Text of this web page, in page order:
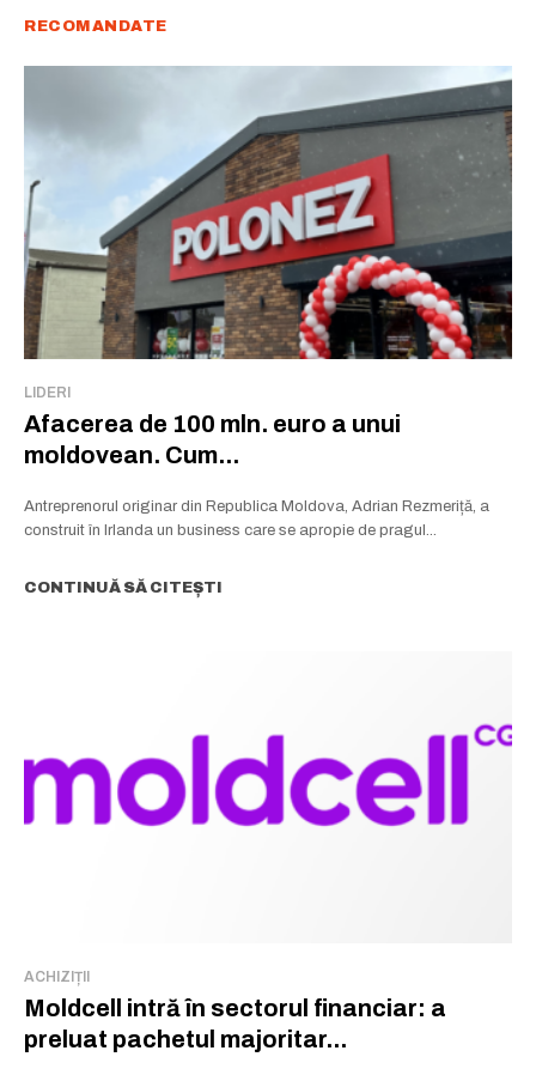
RECOMANDATE
LIDERI
Afacerea de 100 mln. euro a unui
moldovean. Cum...
Antreprenorul originar din Republica Moldova, Adrian Rezmeriță, a
construit în Irlanda un business care se apropie de pragul...
CONTINUĂ SĂ CITEȘTI
ACHIZIȚII
Moldcell intră în sectorul financiar: a
preluat pachetul majoritar...